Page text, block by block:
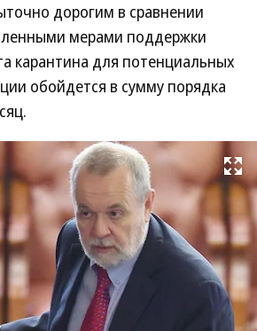
дорогим в сравнении
мерами поддержки
карантина для потенциальных
обойдется в сумму порядка
Развернуть